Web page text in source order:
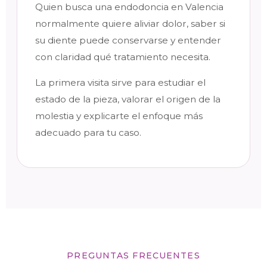
Quien busca una endodoncia en Valencia
normalmente quiere aliviar dolor, saber si
su diente puede conservarse y entender
con claridad qué tratamiento necesita.
La primera visita sirve para estudiar el
estado de la pieza, valorar el origen de la
molestia y explicarte el enfoque más
adecuado para tu caso.
PREGUNTAS FRECUENTES